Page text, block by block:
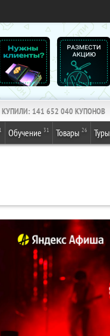
КУПИЛИ: 141 652 040КУПОНОВ
1 Обучение 31 Товары 26 Туры